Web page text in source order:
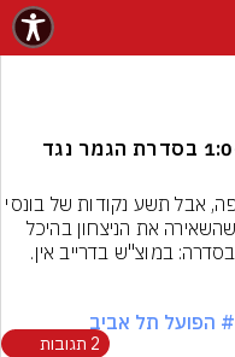
ניצחון מאליפות: מכבי ת"א עלתה ל-1:0 בסדרת הגמר נגד
# הפועל תל אביב
2 תגובות